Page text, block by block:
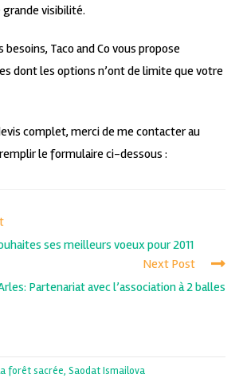
grande visibilité.
besoins, Taco and Co vous propose
dont les options n’ont de limite que votre
complet, merci de me contacter au
le formulaire ci-dessous :
ses meilleurs voeux pour 2011
Next Post
Partenariat avec l’association à 2 balles
forêt sacrée, Saodat Ismailova